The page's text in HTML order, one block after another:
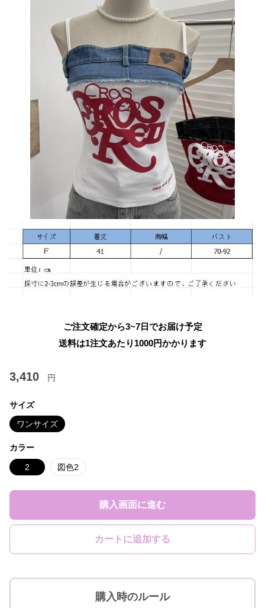
ご注文確定から3~7日でお届け予定
送料は1注文あたり 1000円かかります
3,410 円
サイズ
ワンサイズ
カラー
2 図色2
購入画面に進む
カートに追加する
購入時のルール